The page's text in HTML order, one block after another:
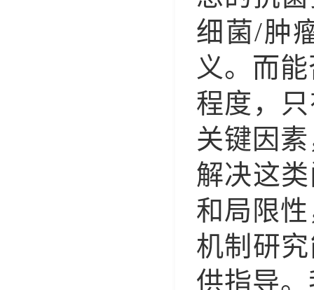
细菌/肿
义。而
程度，
关键因
解决这
和局限
机制研
供指导